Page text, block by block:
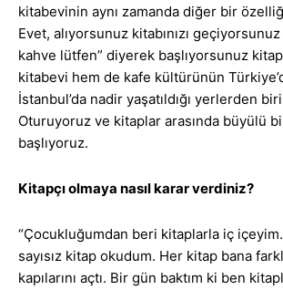
kitabevinin aynı zamanda diğer bir
Evet, alıyorsunuz kitabınızı
kahve lütfen” diyerek başlıyorsunuz
kitabevi hem de kafe kültürünün
İstanbul’da nadir yaşatıldığı yerlerden
Oturuyoruz ve kitaplar arasında büyülü
başlıyoruz.
Kitapçı olmaya nasıl karar verdiniz?
“Çocukluğumdan beri kitaplarla iç
sayısız kitap okudum. Her kitap bana
kapılarını açtı. Bir gün baktım ki ben